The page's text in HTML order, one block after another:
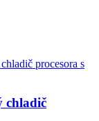
chladič